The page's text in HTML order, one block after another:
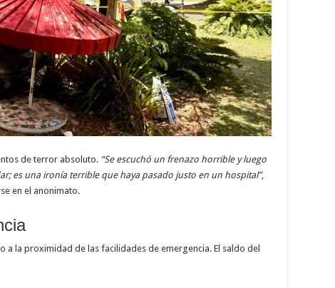
de terror absoluto. “Se escuchó un frenazo horrible y luego
es una ironía terrible que haya pasado justo en un hospital”,
en el anonimato.
a la proximidad de las facilidades de emergencia. El saldo del